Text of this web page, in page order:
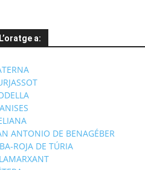
L’oratge a:
ANTONIO DE BENAGÉBER
ROJA DE TÚRIA